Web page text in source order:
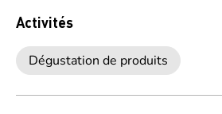
Activités
Dégustation de produits